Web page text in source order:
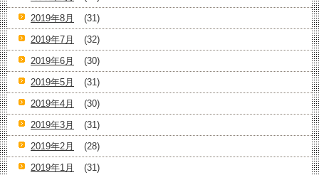
2019年8月
(31)
2019年7月
(32)
2019年6月
(30)
2019年5月
(31)
2019年4月
(30)
2019年3月
(31)
2019年2月
(28)
2019年1月
(31)